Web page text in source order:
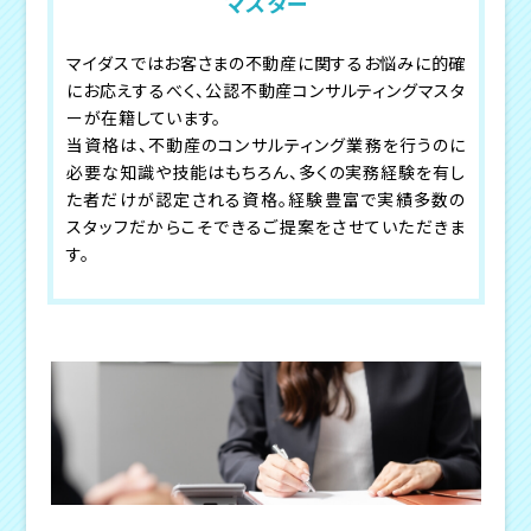
マイダスではお客さまの不動産に関するお悩みに的確
にお応えするべく、公認不動産コンサルティングマスタ
ーが在籍しています。
当資格は、不動産のコンサルティング業務を行うのに
必要な知識や技能はもちろん、多くの実務経験を有し
た者だけが認定される資格。経験豊富で実績多数の
スタッフだからこそできるご提案をさせていただきま
す。